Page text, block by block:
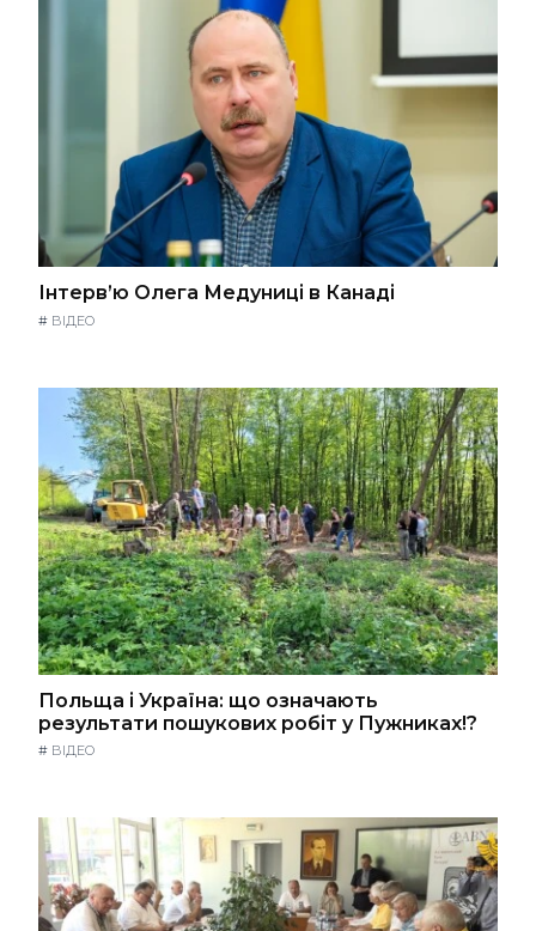
Інтерв’ю Олега Медуниці в Канаді
# ВІДЕО
Польща і Україна: що означають
результати пошукових робіт у Пужниках!?
# ВІДЕО